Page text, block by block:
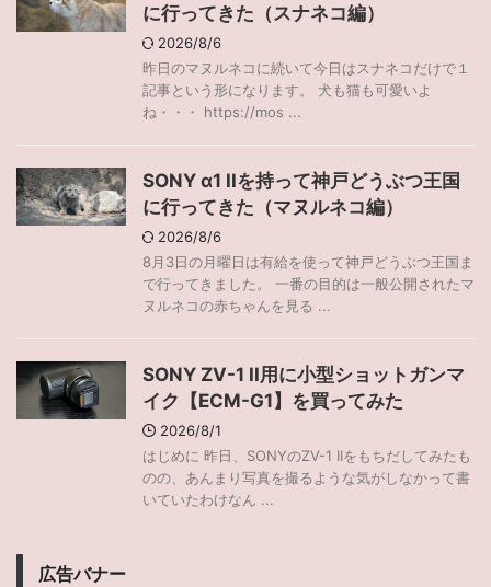
に行ってきた（スナネコ編）
2026/8/6
昨日のマヌルネコに続いて今日はスナネコだけで１
記事という形になります。 犬も猫も可愛いよ
ね・・・ https://mos ...
SONY α1 IIを持って神戸どうぶつ王国
に行ってきた（マヌルネコ編）
2026/8/6
8月3日の月曜日は有給を使って神戸どうぶつ王国ま
で行ってきました。 一番の目的は一般公開されたマ
ヌルネコの赤ちゃんを見る ...
SONY ZV-1 II用に小型ショットガンマ
イク【ECM-G1】を買ってみた
2026/8/1
はじめに 昨日、SONYのZV-1 IIをもちだしてみたも
のの、あんまり写真を撮るような気がしなかって書
いていたわけなん ...
広告バナー